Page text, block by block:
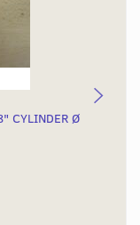
CYLINDER Ø